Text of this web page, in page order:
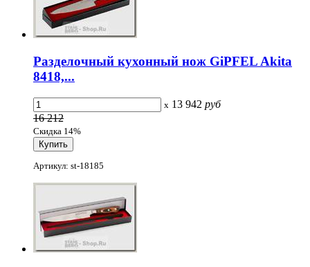
Разделочный кухонный нож GiPFEL Akita
8418,...
x 13 942 руб
16 212
Скидка 14%
Артикул: st-18185